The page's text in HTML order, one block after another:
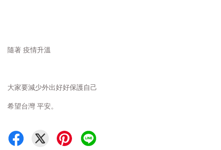
隨著 疫情升溫
大家要減少外出好好保護自己
希望台灣 平安。